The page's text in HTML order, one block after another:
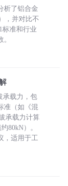
析了铝合金
，并对比不
标准和行业
承载力，包
准（如《混
承载力计算
80kN）。
，适用于工